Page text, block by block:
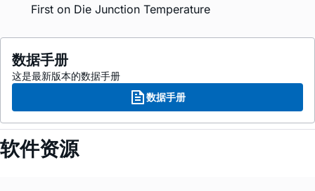
First on Die Junction Temperature
数据手册
这是最新版本的数据手册
数据手册
软件资源